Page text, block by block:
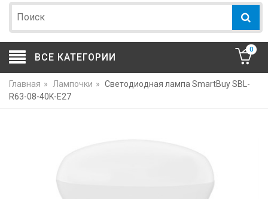
ВСЕ КАТЕГОРИИ
0
Главная » Лампочки » Светодиодная лампа SmartBuy SBL-
R63-08-40K-E27